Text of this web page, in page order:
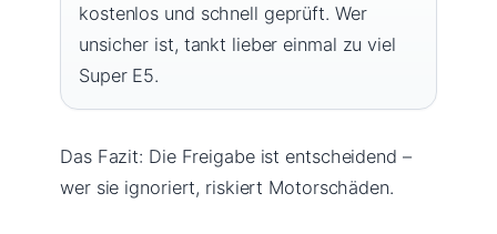
kostenlos und schnell geprüft. Wer
unsicher ist, tankt lieber einmal zu viel
Super E5.
Das Fazit: Die Freigabe ist entscheidend –
wer sie ignoriert, riskiert Motorschäden.